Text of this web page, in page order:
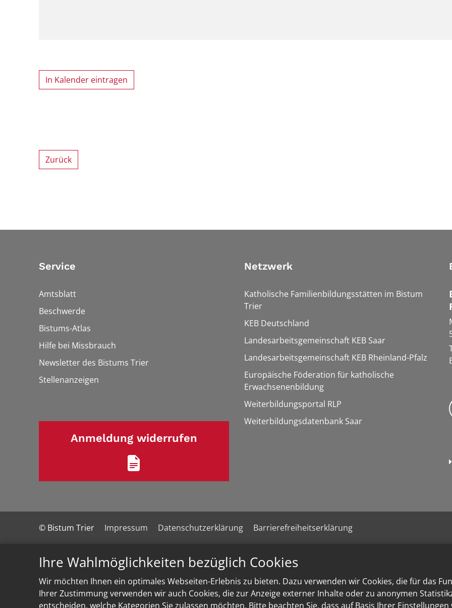
Ihre Wahlmöglichkeiten bezüglich Cookies
Wir möchten Ihnen ein optimales Webseiten-Erlebnis zu bieten. Dazu verwenden wir Cookies, die für das
Ihrer Zustimmung verwenden wir auch Cookies, die zur Anzeige externer Inhalte oder zu anonymen
entscheiden, welche Kategorien Sie zulassen möchten. Bitte beachten Sie, dass auf Basis Ihrer
In Kalender eintragen
Zurück
Service
Amtsblatt
Beschwerde
Bistums-Atlas
Hilfe bei Missbrauch
Newsletter des Bistums Trier
Stellenanzeigen
Anmeldung widerrufen
Netzwerk
Katholische Familienbildungsstätten im Bistum
Trier
KEB Deutschland
Landesarbeitsgemeinschaft KEB Saar
Landesarbeitsgemeinschaft KEB Rheinland-Pfalz
Europäische Föderation für katholische
Erwachsenenbildung
Weiterbildungsportal RLP
Weiterbildungsdatenbank Saar
© Bistum Trier Impressum Datenschutzerklärung Barrierefreiheitserklärung